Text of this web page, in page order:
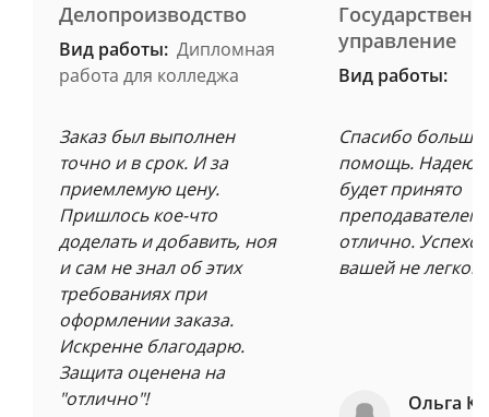
Делопроизводство
Вид работы: Дипломная
работа для колледжа
Заказ был выполнен
точно и в срок. И за
приемлемую цену.
Пришлось кое-что
доделать и добавить, ноя
и сам не знал об этих
требованиях при
оформлении заказа.
Искренне благодарю.
Защита оценена на
"отлично"!
управление
Вид работы:
Спасибо
помощь.
будет принято
преподавателем
отлично.
вашей не легкой
Ольга